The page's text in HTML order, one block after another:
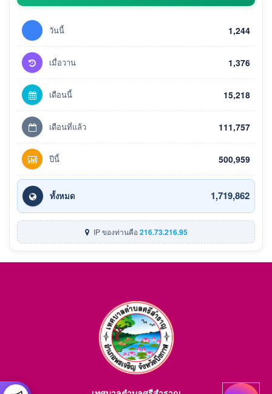
วันนี้ 1,244
เมื่อวาน 1,376
เดือนนี้ 15,218
เดือนที่แล้ว 111,757
ปีนี้ 500,959
ทั้งหมด 1,719,862
IP ของท่านคือ216.73.216.95